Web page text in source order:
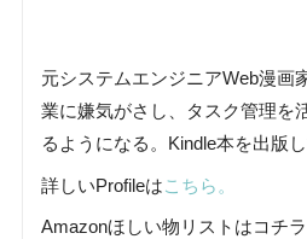
元システムエンジニアWeb漫画
業に嫌気がさし、タスク管理を
るようになる。Kindle本を出版
詳しいProfileはこちら。
Amazonほしい物リストはコチ